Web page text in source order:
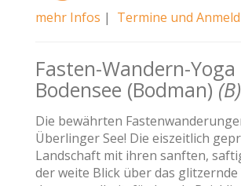
mehr Infos | Termine und
Fasten-Wandern-Yoga
Bodensee (Bodman)(B)
Die bewährten
Überlinger See! Die eiszeitlich
Landschaft mit ihren sanften,
der weite Blick über das glitzernde